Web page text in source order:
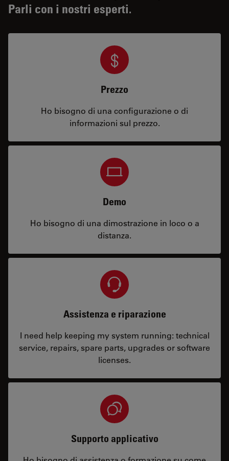
Parli con i nostri esperti.
Prezzo
Ho bisogno di una configurazione o di
informazioni sul prezzo.
Demo
Ho bisogno di una dimostrazione in loco o a
distanza.
Assistenza e riparazione
I need help keeping my system running: technical
service, repairs, spare parts, upgrades or software
licenses.
Supporto applicativo